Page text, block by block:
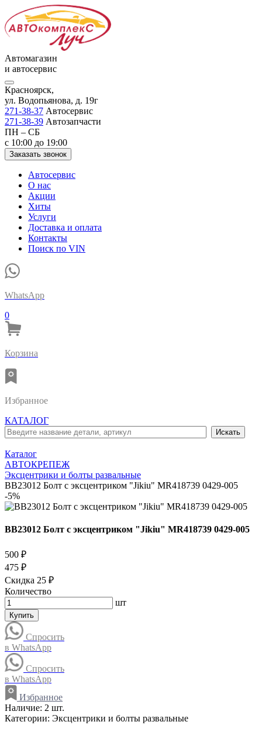
Автомагазин
и автосервис
Красноярск,
ул. Водопьянова, д. 19г
271-38-37 Автосервис
271-38-39 Автозапчасти
ПН – СБ
с 10:00 до 19:00
Заказать звонок
Автосервис
О нас
Акции
Хиты
Услуги
Доставка и оплата
Контакты
Поиск по VIN
WhatsApp
0
Корзина
Избранное
КАТАЛОГ
Каталог
АВТОКРЕПЕЖ
Эксцентрики и болты развальные
BB23012 Болт с эксцентриком "Jikiu" MR418739 0429-005
-5%
BB23012 Болт с эксцентриком "Jikiu" MR418739 0429-005
500 ₽
475 ₽
Скидка 25 ₽
Количество
шт
Купить
Спросить
в WhatsApp
Спросить
в WhatsApp
Избранное
Наличие: 2 шт.
Категории: Эксцентрики и болты развальные